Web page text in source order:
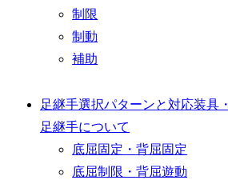
制限
制動
補助
足継手選択パターンと対応装具・
足継手について
底屈固定・背屈固定
底屈制限・背屈遊動